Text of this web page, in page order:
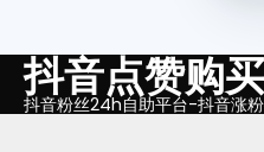
Skip抖音点赞购买
抖音粉丝24h自助平台-抖音涨